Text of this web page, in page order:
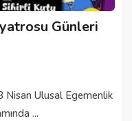
Günleri
Nisan Ulusal Egemenlik
...